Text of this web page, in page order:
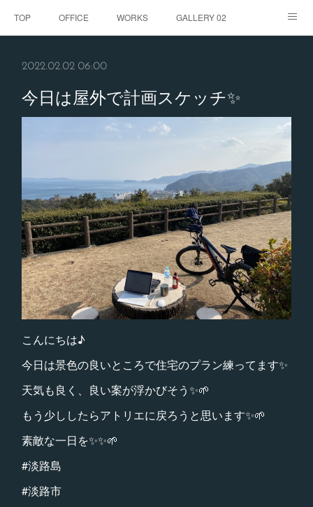
TOP OFFICE WORKS GALLERY 02
2022.02.02 06:00
今日は屋外で計画スケッチ✨
こんにちは♪
今日は景色の良いところで住宅のプラン練ってます✨
天気も良く、良い案が浮かびそう✨🌱
もう少ししたらアトリエに戻ろうと思います✨🌱
素敵な一日を✨✨🌱
#淡路島
#淡路市